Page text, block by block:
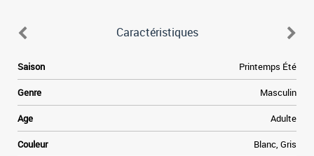
Caractéristiques
Saison Printemps Été
Genre Masculin
Age Adulte
Couleur Blanc, Gris